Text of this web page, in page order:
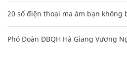
20 số điện thoại ma ám bạn không
Phó Đoàn ĐBQH Hà Giang Vương